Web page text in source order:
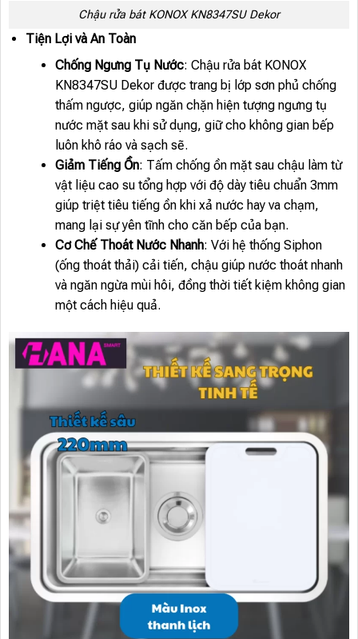
Chậu rửa bát KONOX KN8347SU Dekor
Tiện Lợi và An Toàn
Chống Ngưng Tụ Nước: Chậu rửa bát KONOX
KN8347SU Dekor được trang bị lớp sơn phủ chống
thấm ngược, giúp ngăn chặn hiện tượng ngưng tụ
nước mặt sau khi sử dụng, giữ cho không gian bếp
luôn khô ráo và sạch sẽ.
Giảm Tiếng Ồn: Tấm chống ồn mặt sau chậu làm từ
vật liệu cao su tổng hợp với độ dày tiêu chuẩn 3mm
giúp triệt tiêu tiếng ồn khi xả nước hay va chạm,
mang lại sự yên tĩnh cho căn bếp của bạn.
Cơ Chế Thoát Nước Nhanh: Với hệ thống Siphon
(ống thoát thải) cải tiến, chậu giúp nước thoát nhanh
và ngăn ngừa mùi hôi, đồng thời tiết kiệm không gian
một cách hiệu quả.